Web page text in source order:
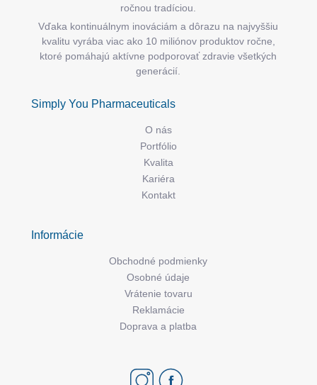
ročnou tradíciou.
Vďaka kontinuálnym inováciám a dôrazu na najvyššiu
kvalitu vyrába viac ako 10 miliónov produktov ročne,
ktoré pomáhajú aktívne podporovať zdravie všetkých
generácií.
Simply You Pharmaceuticals
O nás
Portfólio
Kvalita
Kariéra
Kontakt
Informácie
Obchodné podmienky
Osobné údaje
Vrátenie tovaru
Reklamácie
Doprava a platba